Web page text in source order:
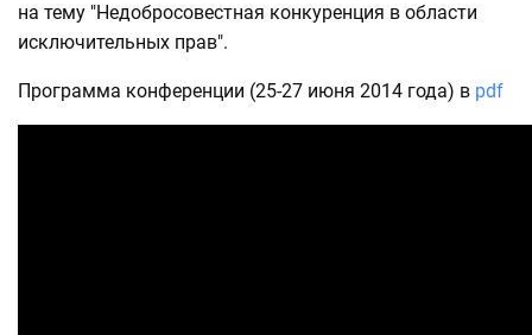
на тему "Недобросовестная конкуренция в области
исключительных прав".
Программа конференции (25-27 июня 2014 года) в pdf